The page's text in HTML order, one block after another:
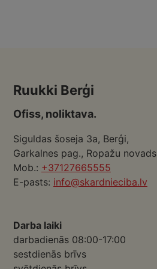
Ruukki Berģi
Ofiss, noliktava.
Siguldas šoseja 3a, Berģi,
Garkalnes pag., Ropažu novads
Mob.: +37127665555
E-pasts: info@skardnieciba.lv
Darba laiki
darbadienās 08:00-17:00
sestdienās brīvs